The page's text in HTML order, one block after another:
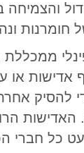
ממכללת
אדישות או
להסיק
האדישות
כל חברי